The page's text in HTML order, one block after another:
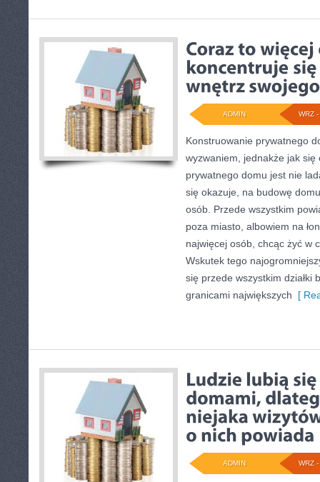
WRZ
ADMIN
Konstruowanie prywatnego
wyzwaniem, jednakże jak
prywatnego domu jest nie
się okazuje, na budowę
osób. Przede wszystkim
poza miasto, albowiem na
najwięcej osób, chcąc żyć w
Wskutek tego
się przede wszystkim działki
granicami największych [
WRZ
ADMIN